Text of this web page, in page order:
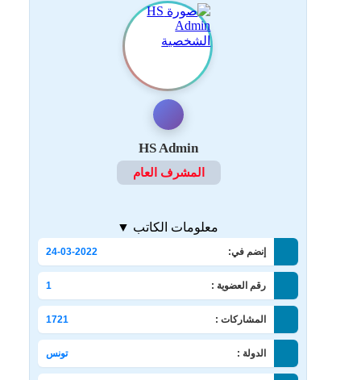
HS Admin
المشرف العام
معلومات الكاتب ▼
إنضم في: 24-03-2022
رقم العضوية : 1
المشاركات : 1721
الدولة : تونس